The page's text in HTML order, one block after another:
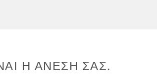
Η ΆΝΕΣΉ ΣΑΣ.